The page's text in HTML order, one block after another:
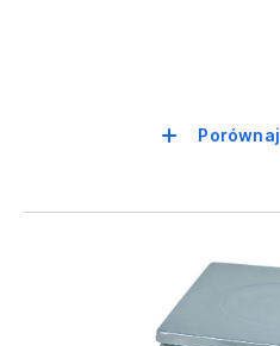
z wysięgnikiem
Porównaj